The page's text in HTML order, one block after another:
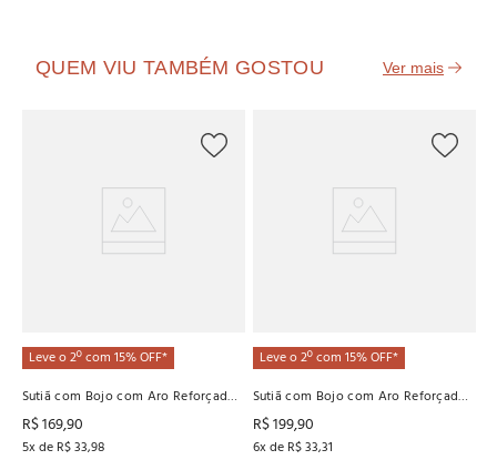
QUEM VIU TAMBÉM GOSTOU
Leve o 2º com 15% OFF*
Sutiã com Bojo com Aro Reforçado
de Bio Senci Recco
R$169,90
5x de R$33,98
Leve o 2º com 15% OFF*
Sutiã com Bojo com Aro Reforçado
Renda Recco
R$199,90
6x de R$33,31